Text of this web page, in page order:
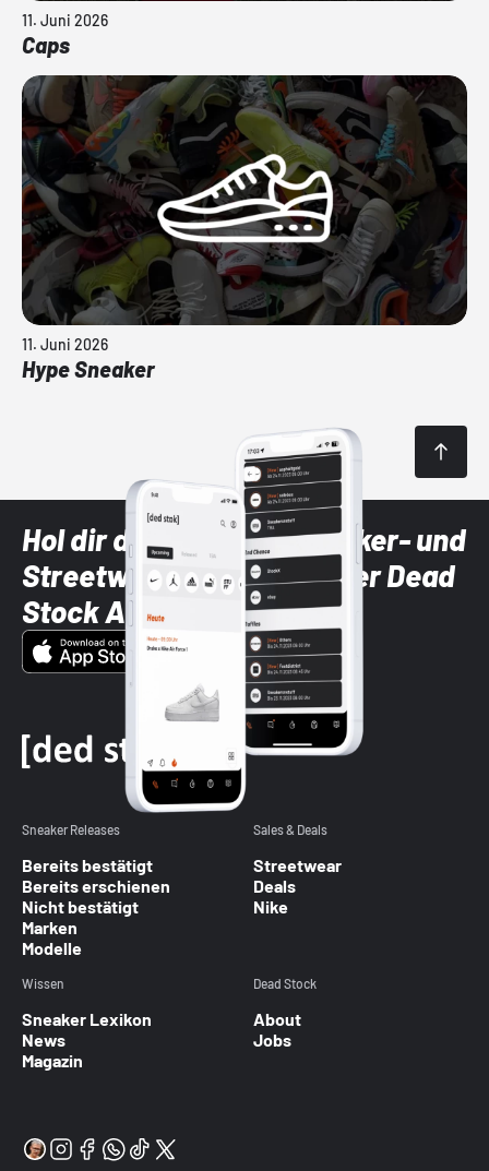
11. Juni 2026
Caps
11. Juni 2026
Hype Sneaker
Hol dir die neuesten Sneaker- und
Streetwear-Brands mit der Dead
Stock App
Sneaker Releases
Bereits bestätigt
Bereits erschienen
Nicht bestätigt
Marken
Modelle
Sales & Deals
Streetwear
Deals
Nike
Wissen
Sneaker Lexikon
News
Magazin
Dead Stock
About
Jobs